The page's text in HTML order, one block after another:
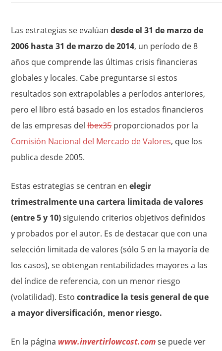
Las estrategias se evalúandesde el 31 de marzo de
2006 hasta 31 de marzo de 2014, un período de 8
años que comprende las últimas crisis financieras
globales y locales. Cabe preguntarse si estos
resultados son extrapolables a períodos anteriores,
pero el libro está basado en los estados financieros
de las empresas delIbex35proporcionados por la
Comisión Nacional del Mercado de Valores, que los
publica desde 2005.
Estas estrategias se centran enelegir
trimestralmente una cartera limitada de valores
(entre 5 y 10)siguiendo criterios objetivos definidos
y probados por el autor. Es de destacar que con una
selección limitada de valores (sólo 5 en la mayoría de
los casos), se obtengan rentabilidades mayores a las
del índice de referencia, con un menor riesgo
(volatilidad). Estocontradice la tesis general de que
a mayor diversificación, menor riesgo.
En la página www.invertirlowcost.comse puede ver